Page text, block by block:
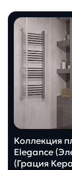
Коллекция
Elegance
(Грация